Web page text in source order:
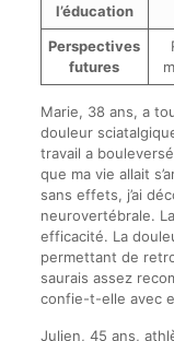
l’éducation
Perspectives
futures
Marie, 38 ans, a
douleur
travail a
que ma vie allait
sans effets, j’ai
neurovertébrale.
efficacité. La
permettant de
saurais assez
confie-t-elle avec
Julien, 45 ans,